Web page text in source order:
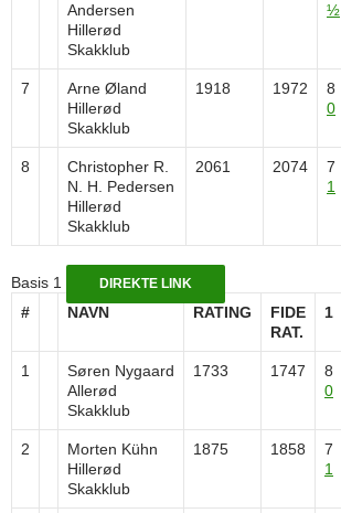
Andersen
Hillerød
Skakklub
½
7
Arne Øland
Hillerød
Skakklub
1918 1972
8
0
8
Christopher R.
N. H. Pedersen
Hillerød
Skakklub
2061 2074
7
1
Basis 1 DIREKTE LINK
# NAVN RATING
FIDE
RAT.
1
1
Søren Nygaard
Allerød
Skakklub
1733 1747
8
0
2
Morten Kühn
Hillerød
Skakklub
1875 1858
7
1